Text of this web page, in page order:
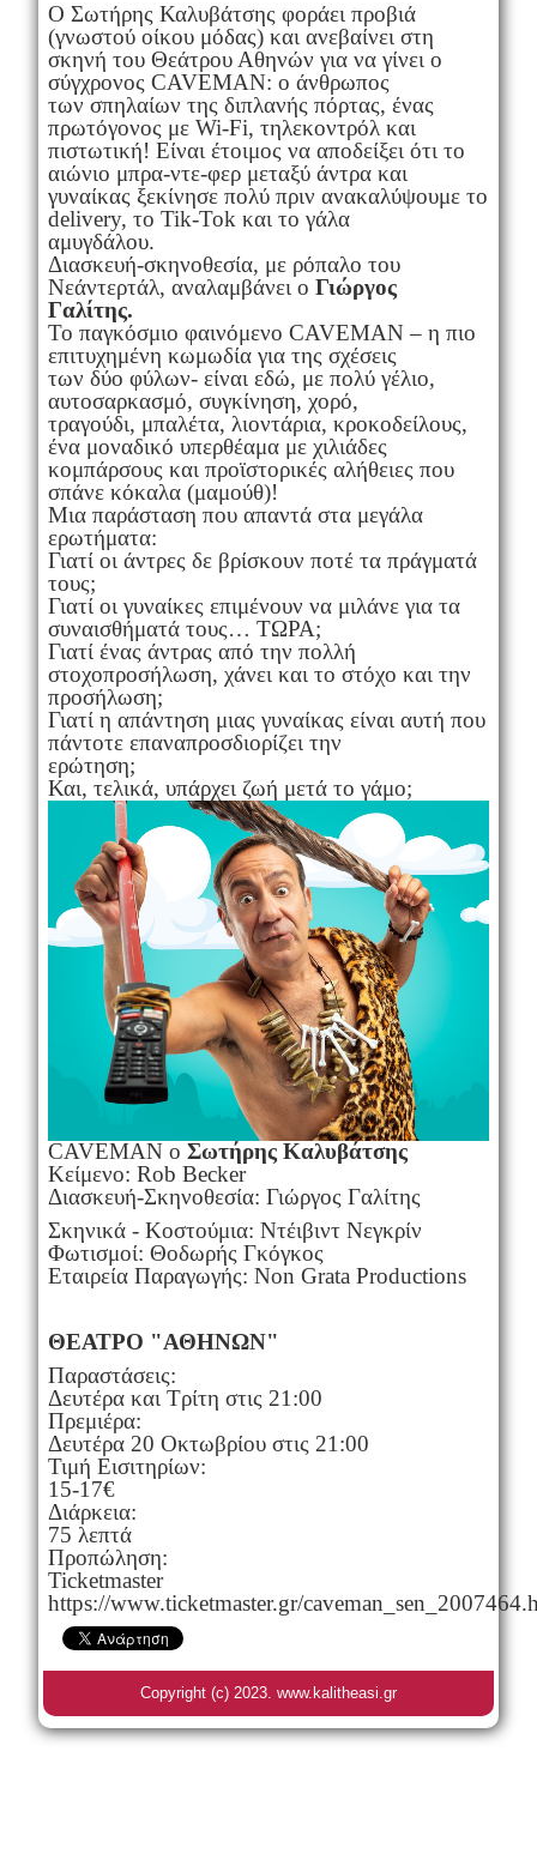
Ο Σωτήρης Καλυβάτσης φοράει προβιά
(γνωστού οίκου μόδας) και ανεβαίνει στη
σκηνή του Θεάτρου Αθηνών για να γίνει ο
σύγχρονος CAVEMAN: ο άνθρωπος
των σπηλαίων της διπλανής πόρτας, ένας
πρωτόγονος με Wi-Fi, τηλεκοντρόλ και
πιστωτική! Είναι έτοιμος να αποδείξει ότι το
αιώνιο μπρα-ντε-φερ μεταξύ άντρα και
γυναίκας ξεκίνησε πολύ πριν ανακαλύψουμε το
delivery, το Tik-Tok και το γάλα
αμυγδάλου.
Διασκευή-σκηνοθεσία, με ρόπαλο του
Νεάντερτάλ, αναλαμβάνει ο Γιώργος
Γαλίτης.
Το παγκόσμιο φαινόμενο CAVEMAN – η πιο
επιτυχημένη κωμωδία για της σχέσεις
των δύο φύλων- είναι εδώ, με πολύ γέλιο,
αυτοσαρκασμό, συγκίνηση, χορό,
τραγούδι, μπαλέτα, λιοντάρια, κροκοδείλους,
ένα μοναδικό υπερθέαμα με χιλιάδες
κομπάρσους και προϊστορικές αλήθειες που
σπάνε κόκαλα (μαμούθ)!
Μια παράσταση που απαντά στα μεγάλα
ερωτήματα:
Γιατί οι άντρες δε βρίσκουν ποτέ τα πράγματά
τους;
Γιατί οι γυναίκες επιμένουν να μιλάνε για τα
συναισθήματά τους… ΤΩΡΑ;
Γιατί ένας άντρας από την πολλή
στοχοπροσήλωση, χάνει και το στόχο και την
προσήλωση;
Γιατί η απάντηση μιας γυναίκας είναι αυτή που
πάντοτε επαναπροσδιορίζει την
ερώτηση;
Και, τελικά, υπάρχει ζωή μετά το γάμο;
CAVEMAN ο Σωτήρης Καλυβάτσης
Κείμενο: Rob Becker
Διασκευή-Σκηνοθεσία: Γιώργος Γαλίτης
Σκηνικά - Κοστούμια: Ντέιβιντ Νεγκρίν
Φωτισμοί: Θοδωρής Γκόγκος
Εταιρεία Παραγωγής: Non Grata Productions
ΘΕΑΤΡΟ "ΑΘΗΝΩΝ"
Παραστάσεις:
Δευτέρα και Τρίτη στις 21:00
Πρεμιέρα:
Δευτέρα 20 Οκτωβρίου στις 21:00
Τιμή Εισιτηρίων:
15-17€
Διάρκεια:
75 λεπτά
Προπώληση:
Ticketmaster
https://www.ticketmaster.gr/
Copyright (c) 2023. www.kalitheasi.gr